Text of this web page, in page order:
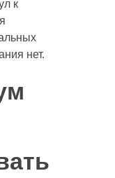
к
нет.